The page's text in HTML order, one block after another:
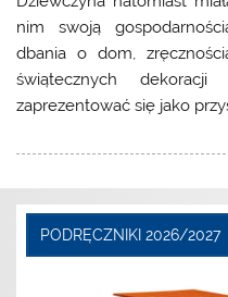
nim swoją
dbania o dom,
świątecznych
zaprezentować się jako
PODRĘCZNIKI 2026/2027